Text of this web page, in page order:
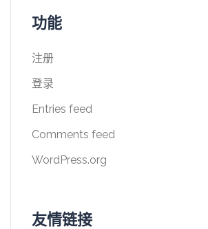
功能
注册
登录
Entries feed
Comments feed
WordPress.org
友情链接